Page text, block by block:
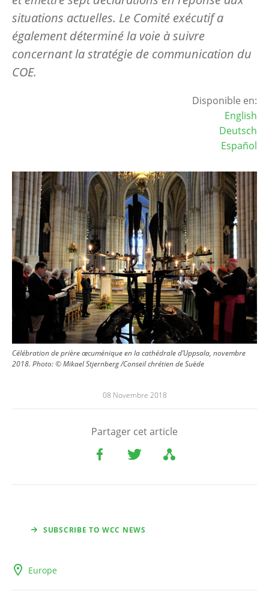
situations actuelles. Le Comité exécutif a
également déterminé la voie à suivre
concernant la stratégie de communication du
COE.
Disponible en:
English
Deutsch
Español
Image
Célébration de prière œcuménique en la cathédrale d’Uppsala, novembre
2018. Photo: © Mikael Stjernberg /Conseil chrétien de Suède
08 Novembre 2018
Partager cet article
SUBSCRIBE TO WCC NEWS
Europe